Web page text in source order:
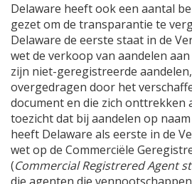
Delaware heeft ook een aantal
gezet om de transparantie te
Delaware de eerste staat in de
wet de verkoop van aandelen
zijn niet-geregistreerde
overgedragen door het
document en die zich onttrekken
toezicht dat bij aandelen op
heeft Delaware als eerste in de
wet op de Commerciële
(Commercial Registrered Agent